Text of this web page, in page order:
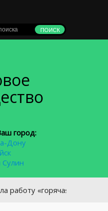
город:
Дону
Сулин
«горячая линия» по